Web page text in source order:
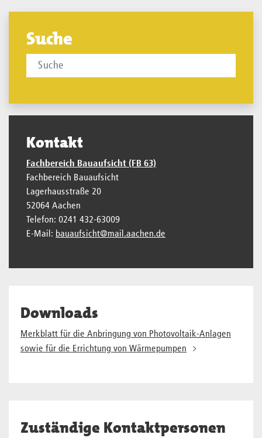
Suche
Kontakt
Fachbereich Bauaufsicht (FB 63)
Fachbereich Bauaufsicht
Lagerhausstraße 20
52064 Aachen
Telefon: 0241 432-63009
E-Mail: bauaufsicht@mail.aachen.de
Downloads
Merkblatt für die Anbringung von Photovoltaik-Anlagen
sowie für die Errichtung von Wärmepumpen
Zuständige Kontaktpersonen